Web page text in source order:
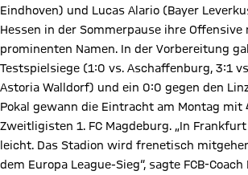
Eindhoven) und Lucas Alario (Bayer
Hessen in der Sommerpause ihre Offensive
prominenten Namen. In der Vorbereitung
Testspielsiege (1:0 vs. Aschaffenburg, 3:1
Astoria Walldorf) und ein 0:0 gegen den
Pokal gewann die Eintracht am Montag mit
Zweitligisten 1. FC Magdeburg. „In
leicht. Das Stadion wird frenetisch
dem Europa League-Sieg“, sagte FCB-Coach